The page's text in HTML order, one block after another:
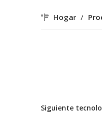
Hogar /
Siguiente